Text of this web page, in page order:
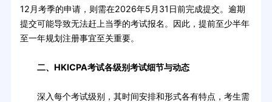
12月考季的申请，则需在2026年5月31日前完成提交。逾期
提交可能导致无法赶上当季的考试报名。因此，提前至少半年
至一年规划注册事宜至关重要。
二、HKICPA考试各级别考试细节与动态
深入每个考试级别，其时间安排和形式各有特点，考生需